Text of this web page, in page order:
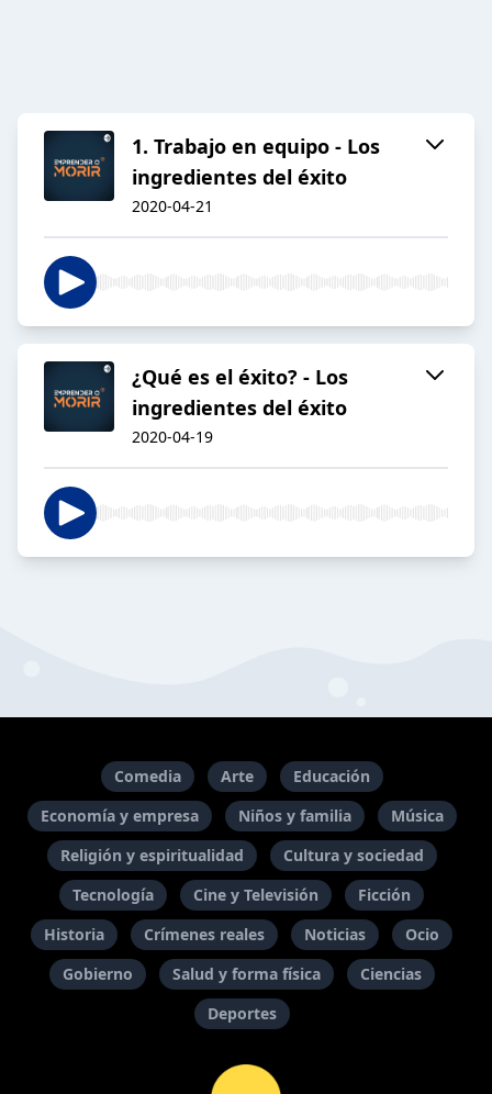
1. Trabajo en equipo - Los
ingredientes del éxito
2020-04-21
¿Qué es el éxito? - Los
ingredientes del éxito
2020-04-19
Comedia Arte
Educación
Economía y empresa
Niños y familia
Música
Religión y espiritualidad
Cultura y sociedad
Tecnología
Cine y Televisión
Ficción
Historia
Crímenes reales Noticias
Ocio
Gobierno
Salud y forma física
Ciencias
Deportes